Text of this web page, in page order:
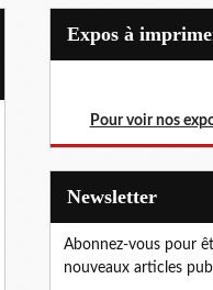
Expos à
Pour voir nos
Newsletter
Abonnez-vous pour
nouveaux articles